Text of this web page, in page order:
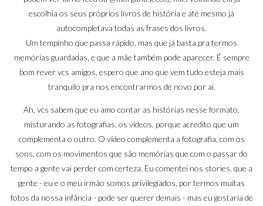
escolhia os seus próprios livros de história e até mesmo já
autocompletava todas as frases dos livros.
Um tempinho que passa rápido, mas que já basta pra termos
memórias guardadas, e que a mãe também pode aparecer. É sempre
bom rever vcs amigos, espero que ano que vem tudo esteja mais
tranquilo pra nos encontrarmos de novo por aí.
Ah, vcs sabem que eu amo contar as histórias nesse formato,
misturando as fotografias, os vídeos, porque acredito que um
complementa o outro. O vídeo complementa a fotografia, com os
sons, com os movimentos que são memórias que com o passar do
tempo a gente vai perder com certeza. Eu comentei nos stories, que a
gente - eu e o meu irmão somos privilegiados, por termos muitas
fotos da nossa infância - pode ser querer demais - mas eu gostaria de